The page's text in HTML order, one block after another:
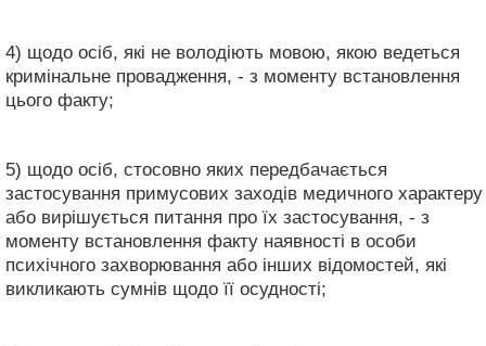
4) щодо осіб, які не володіють мовою, якою ведеться
кримінальне провадження, - з моменту встановлення
цього факту;
5) щодо осіб, стосовно яких передбачається
застосування примусових заходів медичного характеру
або вирішується питання про їх застосування, - з
моменту встановлення факту наявності в особи
психічного захворювання або інших відомостей, які
викликають сумнів щодо її осудності;